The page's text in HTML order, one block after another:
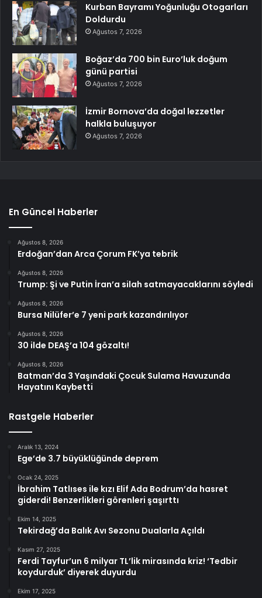
Kurban Bayramı Yoğunluğu Otogarları
Doldurdu
Ağustos 7, 2026
Boğaz’da 700 bin Euro’luk doğum
günü partisi
Ağustos 7, 2026
İzmir Bornova’da doğal lezzetler
halkla buluşuyor
Ağustos 7, 2026
En Güncel Haberler
Ağustos 8, 2026
Erdoğan’dan Arca Çorum FK’ya tebrik
Ağustos 8, 2026
Trump: Şi ve Putin İran’a silah satmayacaklarını söyledi
Ağustos 8, 2026
Bursa Nilüfer’e 7 yeni park kazandırılıyor
Ağustos 8, 2026
30 ilde DEAŞ’a 104 gözaltı!
Ağustos 8, 2026
Batman’da 3 Yaşındaki Çocuk Sulama Havuzunda
Hayatını Kaybetti
Rastgele Haberler
Aralık 13, 2024
Ege’de 3.7 büyüklüğünde deprem
Ocak 24, 2025
İbrahim Tatlıses ile kızı Elif Ada Bodrum’da hasret
giderdi! Benzerlikleri görenleri şaşırttı
Ekim 14, 2025
Tekirdağ’da Balık Avı Sezonu Dualarla Açıldı
Kasım 27, 2025
Ferdi Tayfur’un 6 milyar TL’lik mirasında kriz! ‘Tedbir
koydurduk’ diyerek duyurdu
Ekim 17, 2025